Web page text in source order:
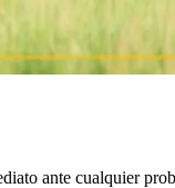
ante cualquier